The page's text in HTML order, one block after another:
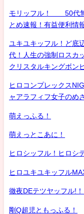
モリッフル！ 50代無
とめ速報！有益便利
ユキユキッフル！ど底
代！人生の強制ロスカ
クリスタルキングボン
ヒロコンプレックス
ャアラフィフ女子のめ
萌えっふる！
萌えっとこあに！
ヒロシッフル！ヒロシ
ヒロユキユキッフル
徹夜DEテツヤッフル!
剛Q超児ともっふる！